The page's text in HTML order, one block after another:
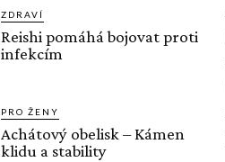
ZDRAVÍ
Reishi pomáhá bojovat proti
infekcím
PRO ŽENY
Achátový obelisk – Kámen
klidu a stability